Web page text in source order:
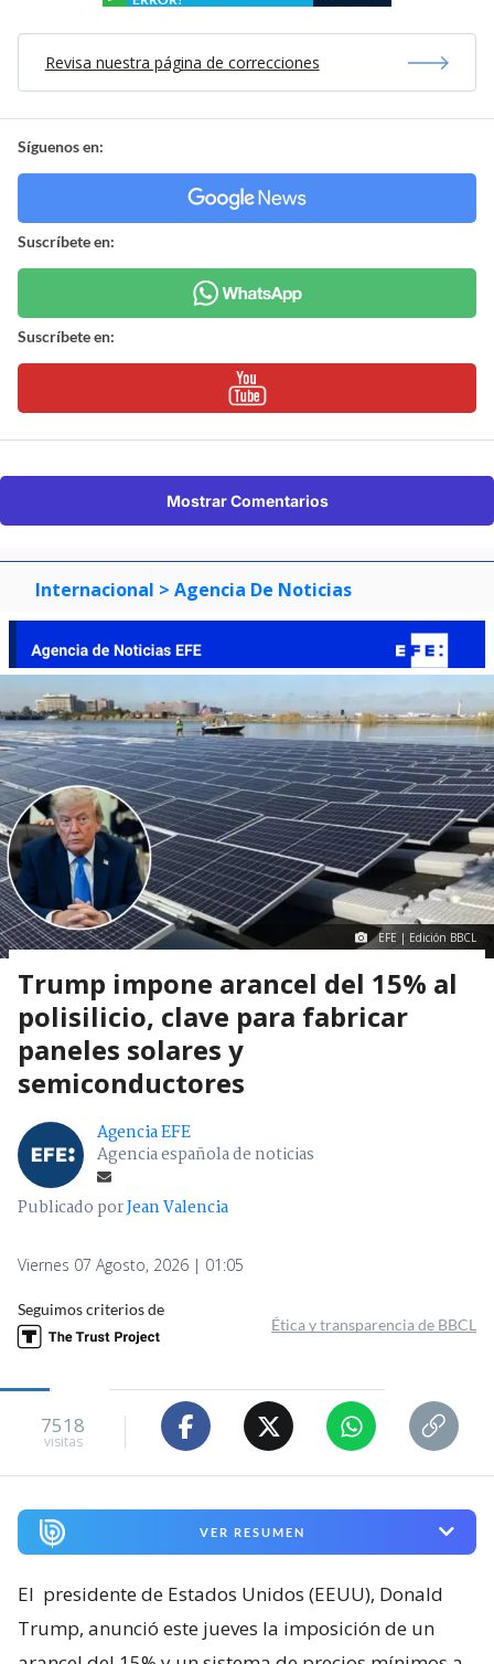
Revisa nuestra página de correcciones
Síguenos en:
Suscríbete en:
Suscríbete en:
Mostrar Comentarios
Internacional > Agencia De Noticias
EFE | Edición BBCL
Trump impone arancel del 15% al
polisilicio, clave para fabricar
paneles solares y
semiconductores
Agencia EFE
Agencia española de noticias
Publicado porJean Valencia
Viernes 07 Agosto, 2026 | 01:05
Seguimos criterios de
Ética y transparencia de BBCL
7518
visitas
VER RESUMEN
El presidente de Estados Unidos (EEUU), Donald
Trump, anunció este jueves la imposición de un